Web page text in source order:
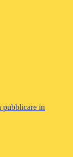
pubblicare in